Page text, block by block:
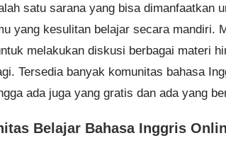
satu sarana yang bisa dimanfaatkan
yang kesulitan belajar secara mandiri.
melakukan diskusi berbagai materi
Tersedia banyak komunitas bahasa
ada juga yang gratis dan ada yang
Belajar Bahasa Inggris